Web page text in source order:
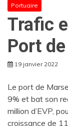
Portuaire
Trafic
Port
19 janvier 2022
Le port de
9% et bat son
million d’EVP,
croissance de